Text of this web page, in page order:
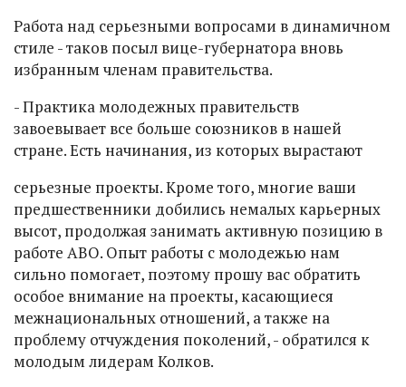
Работа над серьезными вопросами в динамичном
стиле - таков посыл вице-губернатора вновь
избранным членам правительства.
- Практика молодежных правительств
завоевывает все больше союзников в нашей
стране. Есть начинания, из которых вырастают
серьезные проекты. Кроме того, многие ваши
предшественники добились немалых карьерных
высот, продолжая занимать активную позицию в
работе АВО. Опыт работы с молодежью нам
сильно помогает, поэтому прошу вас обратить
особое внимание на проекты, касающиеся
межнациональных отношений, а также на
проблему отчуждения поколений, - обратился к
молодым лидерам Колков.